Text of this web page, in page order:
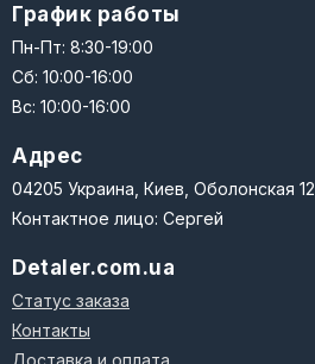
График работы
Пн-Пт: 8:30-19:00
Сб: 10:00-16:00
Вс: 10:00-16:00
Адрес
04205 Украина, Киев, Оболонская 12
Контактное лицо: Сергей
Detaler.com.ua
Статус заказа
Контакты
Доставка и оплата